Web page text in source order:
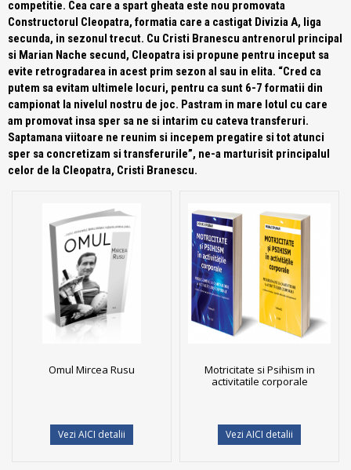
competitie. Cea care a spart gheata este nou promovata
Constructorul Cleopatra, formatia care a castigat Divizia A, liga
secunda, in sezonul trecut. Cu Cristi Branescu antrenorul principal
si Marian Nache secund, Cleopatra isi propune pentru inceput sa
evite retrogradarea in acest prim sezon al sau in elita. “Cred ca
putem sa evitam ultimele locuri, pentru ca sunt 6-7 formatii din
campionat la nivelul nostru de joc. Pastram in mare lotul cu care
am promovat insa sper sa ne si intarim cu cateva transferuri.
Saptamana viitoare ne reunim si incepem pregatire si tot atunci
sper sa concretizam si transferurile”, ne-a marturisit principalul
celor de la Cleopatra, Cristi Branescu.
Omul Mircea Rusu
Vezi AICI detalii
Motricitate si Psihism in
activitatile corporale
Vezi AICI detalii